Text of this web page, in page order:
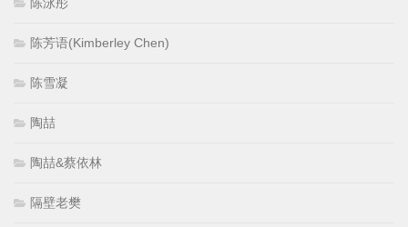
陈芳语(Kimberley Chen)
陈雪凝
陶喆
陶喆&蔡依林
隔壁老樊